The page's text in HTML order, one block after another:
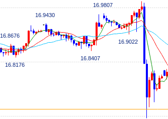
16.9807
16.9430
16.8676
16.9022
16.8407
16.8176